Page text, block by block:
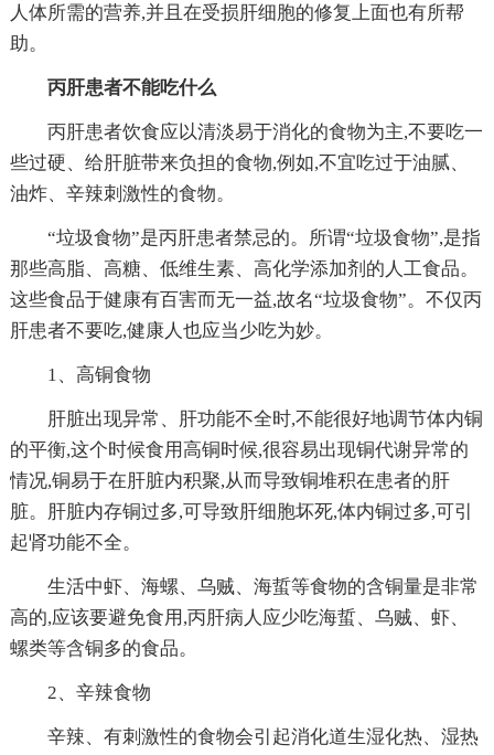
人体所需的营养,并且在受损肝细胞的修复上面也有所帮
助。
丙肝患者不能吃什么
丙肝患者饮食应以清淡易于消化的食物为主,不要吃一
些过硬、给肝脏带来负担的食物,例如,不宜吃过于油腻、
油炸、辛辣刺激性的食物。
“垃圾食物”是丙肝患者禁忌的。所谓“垃圾食物”,是指
那些高脂、高糖、低维生素、高化学添加剂的人工食品。
这些食品于健康有百害而无一益,故名“垃圾食物”。不仅丙
肝患者不要吃,健康人也应当少吃为妙。
1、高铜食物
肝脏出现异常、肝功能不全时,不能很好地调节体内铜
的平衡,这个时候食用高铜时候,很容易出现铜代谢异常的
情况,铜易于在肝脏内积聚,从而导致铜堆积在患者的肝
脏。肝脏内存铜过多,可导致肝细胞坏死,体内铜过多,可引
起肾功能不全。
生活中虾、海螺、乌贼、海蜇等食物的含铜量是非常
高的,应该要避免食用,丙肝病人应少吃海蜇、乌贼、虾、
螺类等含铜多的食品。
2、辛辣食物
辛辣、有刺激性的食物会引起消化道生湿化热、湿热